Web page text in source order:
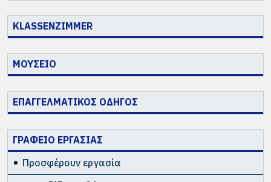
KLASSENZIMMER
ΜΟΥΣΕΙΟ
ΕΠΑΓΓΕΛΜΑΤΙΚΟΣ ΟΔΗΓΟΣ
ΓΡΑΦΕΙΟ ΕΡΓΑΣΙΑΣ
Προσφέρουν εργασία